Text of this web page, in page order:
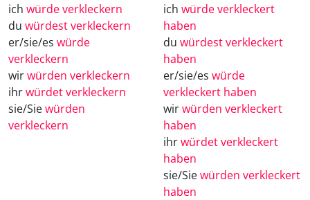
ich würde verkleckern
du würdest verkleckern
er/sie/es würde
verkleckern
wirwürden verkleckern
ihrwürdet verkleckern
sie/Siewürden
verkleckern
ich würde verkleckert
haben
du würdest verkleckert
haben
er/sie/es würde
verkleckert haben
wirwürden verkleckert
haben
ihrwürdet verkleckert
haben
sie/Siewürden verkleckert
haben